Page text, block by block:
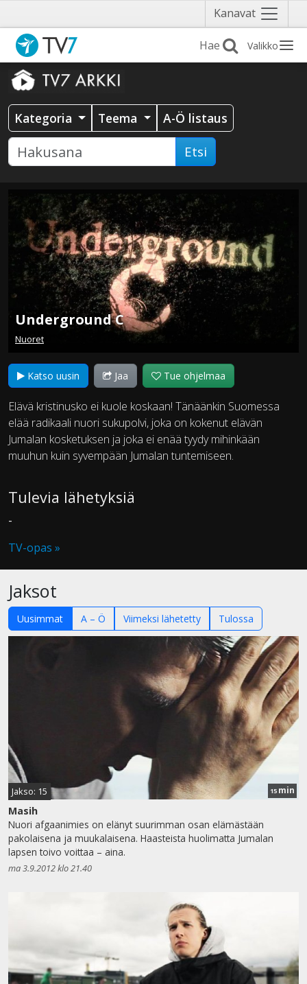
Kanavat Näytä
valikko
Valikko
Kategoria Teema A-Ö listaus
Etsi
Underground C
Nuoret
Katso uusin Jaa Tue ohjelmaa
Elävä kristinusko ei kuole koskaan! Tänäänkin Suomessa
elää radikaali nuori sukupolvi, joka on kokenut elävän
Jumalan kosketuksen ja joka ei enää tyydy mihinkään
muuhun kuin syvempään Jumalan tuntemiseen.
Tulevia lähetyksiä
-
TV-opas »
Jaksot
Uusimmat A – Ö Viimeksi lähetetty Tulossa
Jakso: 15 15 min
Masih
Nuori afgaanimies on elänyt suurimman osan elämästään
pakolaisena ja muukalaisena. Haasteista huolimatta Jumalan
lapsen toivo voittaa – aina.
ma 3.9.2012 klo 21.40